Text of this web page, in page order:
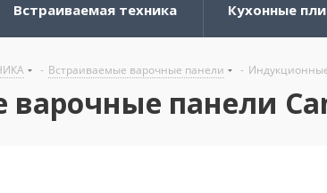
Встраиваемая техника Кухонные
- Встраиваемые варочные панели -
панели